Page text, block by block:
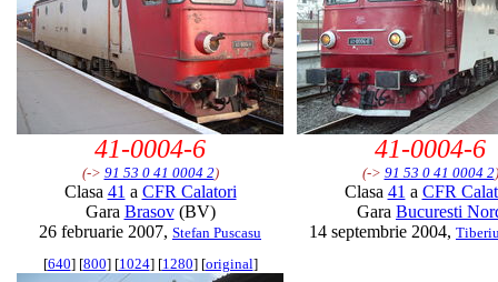
41-0004-6
(-> 91 53 0 41 0004 2)
Clasa 41 a CFR Calatori
Gara Brasov(BV)
26 februarie 2007, Stefan Puscasu
41-0004-6
(-> 91 53 0 41 0004 2)
Clasa 41 a CFR
Gara Bucuresti
14 septembrie 2004,
[640] [800] [1024] [1280] [original]